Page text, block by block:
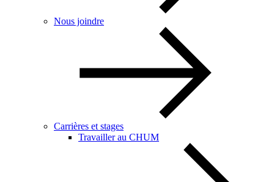
Nous joindre
Carrières et stages
Travailler au CHUM